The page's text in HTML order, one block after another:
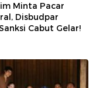
Minta Pacar
Disbudpar
Cabut Gelar!